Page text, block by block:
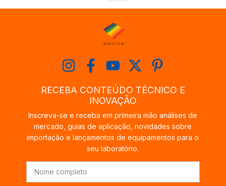
RECEBA CONTEÚDO TÉCNICO E
INOVAÇÃO
Inscreva-se e receba em primeira mão análises de
mercado, guias de aplicação, novidades sobre
importação e lançamentos de equipamentos para o
seu laboratório.